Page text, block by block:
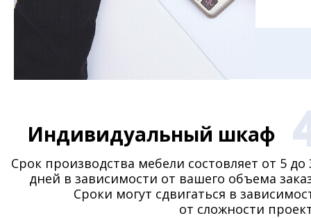
Индивидуальный шкаф
Срок производства мебели состовляет от 5 до
дней в зависимости от вашего объема
Сроки могут сдвигаться в
от сложности